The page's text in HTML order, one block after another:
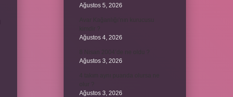
Ağustos 5, 2026
Ağustos 4, 2026
Ağustos 3, 2026
Ağustos 3, 2026